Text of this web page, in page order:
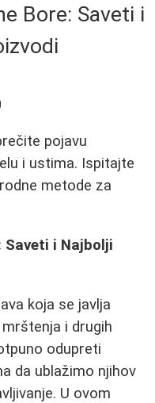
Bore: Saveti i
pojavu
i ustima. Ispitajte
metode za
Saveti i Najbolji
koja se javlja
i drugih
odupreti
da ublažimo njihov
U ovom